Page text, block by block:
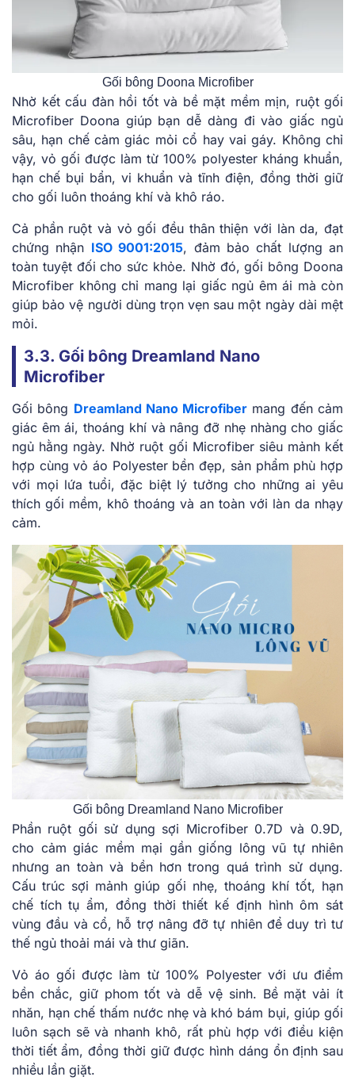
Gối bông Doona Microfiber
Nhờ kết cấu đàn hồi tốt và bề mặt mềm mịn, ruột gối
Microfiber Doona giúp bạn dễ dàng đi vào giấc ngủ
sâu, hạn chế cảm giác mỏi cổ hay vai gáy. Không chỉ
vậy, vỏ gối được làm từ 100% polyester kháng khuẩn,
hạn chế bụi bẩn, vi khuẩn và tĩnh điện, đồng thời giữ
cho gối luôn thoáng khí và khô ráo.
Cả phần ruột và vỏ gối đều thân thiện với làn da, đạt
chứng nhận ISO 9001:2015, đảm bảo chất lượng an
toàn tuyệt đối cho sức khỏe. Nhờ đó, gối bông Doona
Microfiber không chỉ mang lại giấc ngủ êm ái mà còn
giúp bảo vệ người dùng trọn vẹn sau một ngày dài mệt
mỏi.
3.3. Gối bông Dreamland Nano
Microfiber
Gối bông Dreamland Nano Microfiber mang đến cảm
giác êm ái, thoáng khí và nâng đỡ nhẹ nhàng cho giấc
ngủ hằng ngày. Nhờ ruột gối Microfiber siêu mảnh kết
hợp cùng vỏ áo Polyester bền đẹp, sản phẩm phù hợp
với mọi lứa tuổi, đặc biệt lý tưởng cho những ai yêu
thích gối mềm, khô thoáng và an toàn với làn da nhạy
cảm.
Gối bông Dreamland Nano Microfiber
Phần ruột gối sử dụng sợi Microfiber 0.7D và 0.9D,
cho cảm giác mềm mại gần giống lông vũ tự nhiên
nhưng an toàn và bền hơn trong quá trình sử dụng.
Cấu trúc sợi mảnh giúp gối nhẹ, thoáng khí tốt, hạn
chế tích tụ ẩm, đồng thời thiết kế định hình ôm sát
vùng đầu và cổ, hỗ trợ nâng đỡ tự nhiên để duy trì tư
thế ngủ thoải mái và thư giãn.
Vỏ áo gối được làm từ 100% Polyester với ưu điểm
bền chắc, giữ phom tốt và dễ vệ sinh. Bề mặt vải ít
nhăn, hạn chế thấm nước nhẹ và khó bám bụi, giúp gối
luôn sạch sẽ và nhanh khô, rất phù hợp với điều kiện
thời tiết ẩm, đồng thời giữ được hình dáng ổn định sau
nhiều lần giặt.